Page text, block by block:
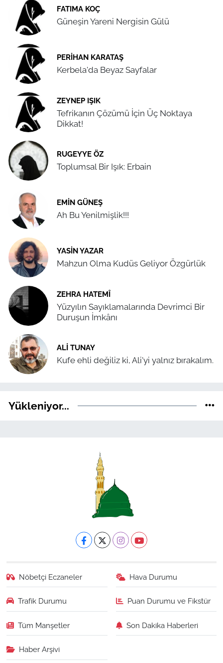
FATIMA KOÇ
Güneşin Yareni Nergisin Gülü
PERIHAN KARATAŞ
Kerbela'da Beyaz Sayfalar
ZEYNEP IŞIK
Tefrikanın Çözümü İçin Üç Noktaya
Dikkat!
RUGEYYE ÖZ
Toplumsal Bir Işık: Erbain
EMIN GÜNEŞ
Ah Bu Yenilmişlik!!!
YASIN YAZAR
Mahzun Olma Kudüs Geliyor Özgürlük
ZEHRA HATEMÎ
Yüzyılın Sayıklamalarında Devrimci Bir
Duruşun İmkânı
ALI TUNAY
Kufe ehli değiliz ki, Ali'yi yalnız bırakalım.
Yükleniyor...
Nöbetçi Eczaneler Hava Durumu
Trafik Durumu Puan Durumu ve Fikstür
Tüm Manşetler Son Dakika Haberleri
Haber Arşivi